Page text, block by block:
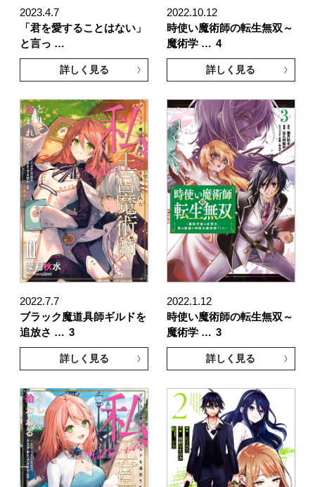
2023.4.7
「君を愛することはない」
と言っ …
詳しく見る
2022.10.12
時使い魔術師の転生無双～
魔術学 … 4
詳しく見る
2022.7.7
ブラック魔道具師ギルドを
追放さ … 3
詳しく見る
2022.1.12
時使い魔術師の転生無双～
魔術学 … 3
詳しく見る